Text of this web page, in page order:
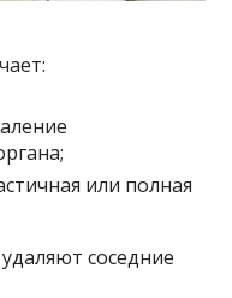
или полная
соседние